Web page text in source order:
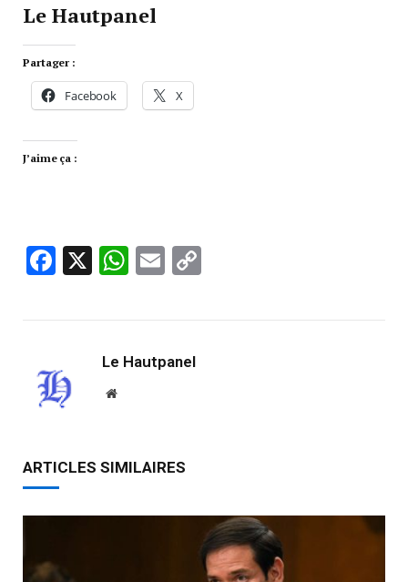
Le Hautpanel
Partager :
Facebook X
J’aime ça :
Facebook
X WhatsApp
Email
Le Hautpanel
Website
ARTICLES SIMILAIRES